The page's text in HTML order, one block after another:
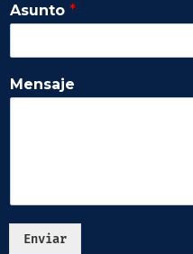
Asunto *
Mensaje
Enviar